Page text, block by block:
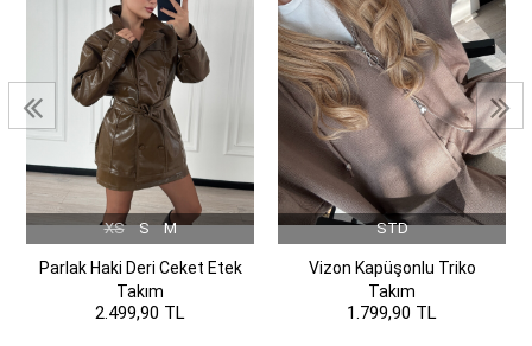
XS S M
Parlak Haki Deri Ceket Etek
Takım
2.499,90 TL
STD
Vizon Kapüşonlu Triko
Takım
1.799,90 TL